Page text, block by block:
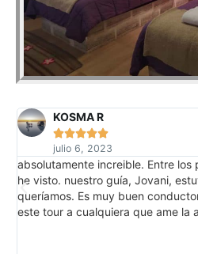
KOSMA R

julio 6, 2023
absolutamente increible. Entre los
he visto. nuestro guía, Jovani,
queríamos. Es muy buen
este tour a cualquiera que ame la